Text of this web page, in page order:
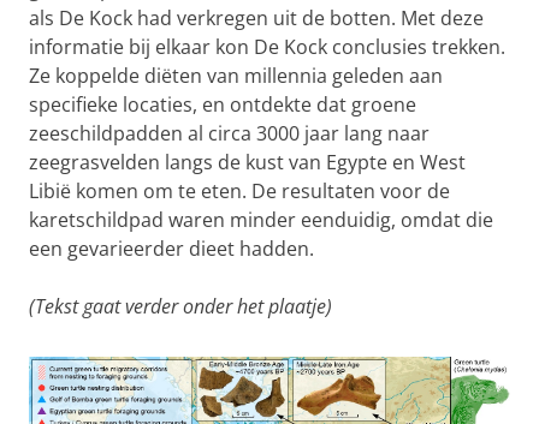
als De Kock had verkregen uit de botten. Met deze
informatie bij elkaar kon De Kock conclusies trekken.
Ze koppelde diëten van millennia geleden aan
specifieke locaties, en ontdekte dat groene
zeeschildpadden al circa 3000 jaar lang naar
zeegrasvelden langs de kust van Egypte en West
Libië komen om te eten. De resultaten voor de
karetschildpad waren minder eenduidig, omdat die
een gevarieerder dieet hadden.
(Tekst gaat verder onder het plaatje)